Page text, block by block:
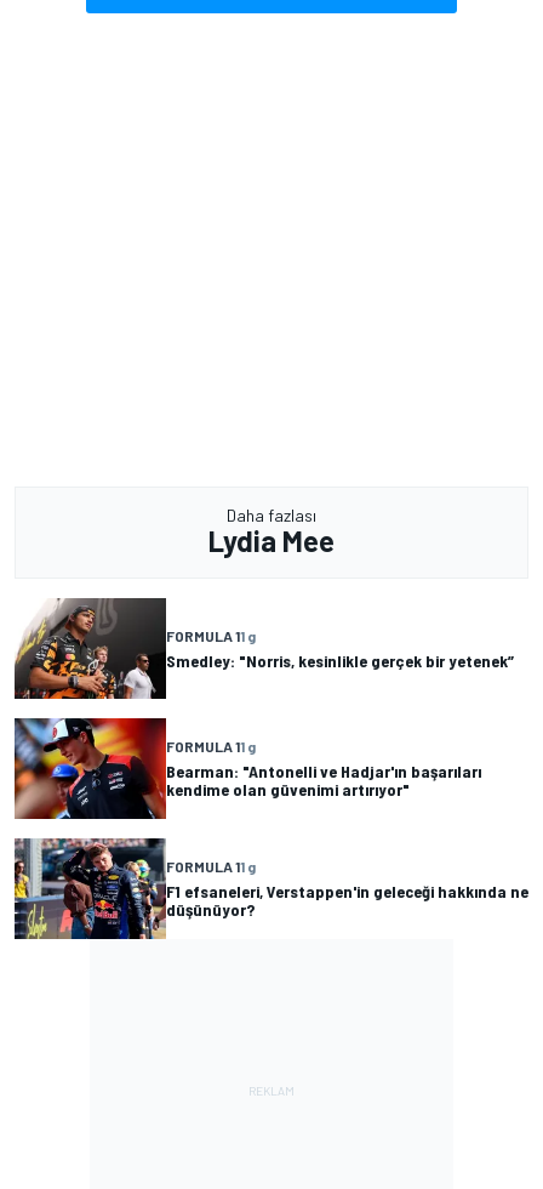
Daha fazlası
Lydia Mee
FORMULA 11 g
Smedley: "Norris, kesinlikle gerçek bir yetenek”
FORMULA 11 g
Bearman: "Antonelli ve Hadjar'ın başarıları
kendime olan güvenimi artırıyor"
FORMULA 11 g
F1 efsaneleri, Verstappen'in geleceği hakkında ne
düşünüyor?